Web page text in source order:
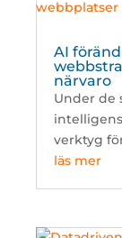
AI
närvaro
Under de
verktyg
läs mer